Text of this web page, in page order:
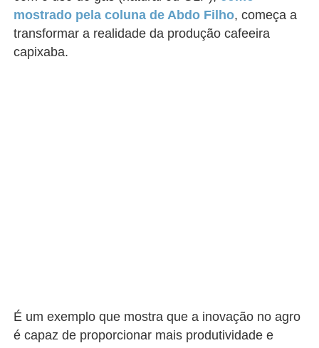
mostrado pela coluna de Abdo Filho, começa a
transformar a realidade da produção cafeeira
capixaba.
É um exemplo que mostra que a inovação no agro
é capaz de proporcionar mais produtividade e